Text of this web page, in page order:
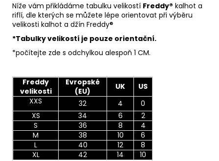
Níže vám přikládáme tabulku velikostí Freddy® kalhot a
riflí, dle kterých se můžete lépe orientovat při výběru
velikosti kalhot a džín Freddy®
*Tabulky velikostí je pouze orientační.
*počítejte zde s odchylkou alespoň 1 CM.
Freddy
velikosti
Evropské
(EU)
UK
US
XXS
32 4
0
XS
34 6
2
S
36 8
4
M
38 10
6
L
40 12
8
XL
42 14 10